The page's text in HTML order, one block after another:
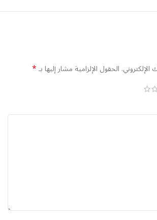
مع جدول الجلسات لمساعدتك في تسجيل ومتابعة
استفساراتك.
الدائمة.
على حسب اختيارك تواصلي واتساب
الحقول الإلزامية مشار إليها بـ*